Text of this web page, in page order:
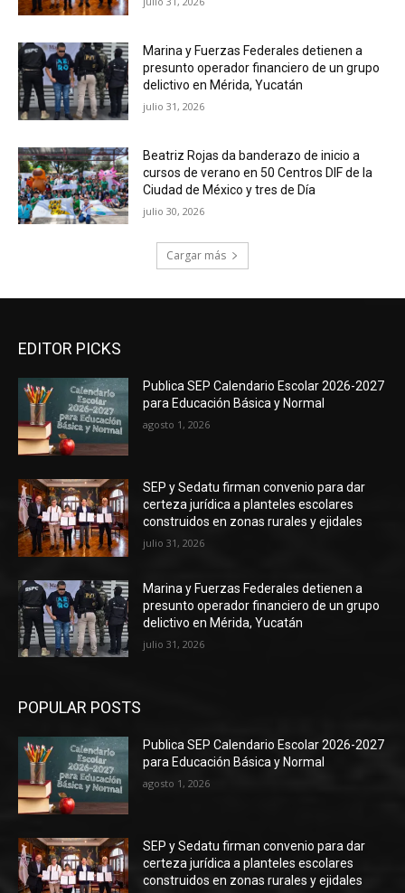
Marina y Fuerzas Federales detienen a
presunto operador financiero de un grupo
delictivo en Mérida, Yucatán
julio 31, 2026
Beatriz Rojas da banderazo de inicio a
cursos de verano en 50 Centros DIF de la
Ciudad de México y tres de Día
julio 30, 2026
Cargar más
EDITOR PICKS
Publica SEP Calendario Escolar 2026-2027
para Educación Básica y Normal
agosto 1, 2026
SEP y Sedatu firman convenio para dar
certeza jurídica a planteles escolares
construidos en zonas rurales y ejidales
julio 31, 2026
Marina y Fuerzas Federales detienen a
presunto operador financiero de un grupo
delictivo en Mérida, Yucatán
julio 31, 2026
POPULAR POSTS
Publica SEP Calendario Escolar 2026-2027
para Educación Básica y Normal
agosto 1, 2026
SEP y Sedatu firman convenio para dar
certeza jurídica a planteles escolares
construidos en zonas rurales y ejidales